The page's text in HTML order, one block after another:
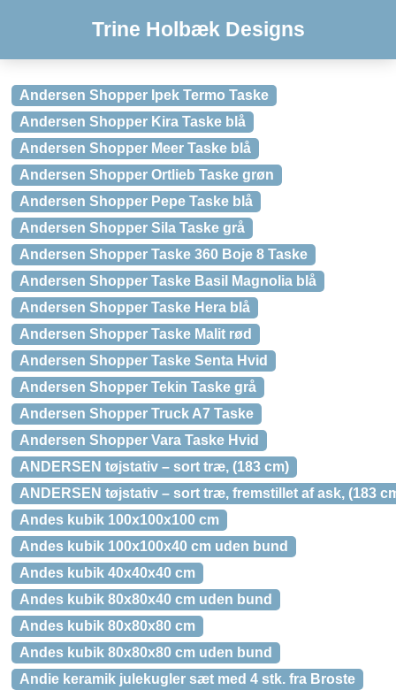
Trine Holbæk Designs
Andersen Shopper Ipek Termo Taske
Andersen Shopper Kira Taske blå
Andersen Shopper Meer Taske blå
Andersen Shopper Ortlieb Taske grøn
Andersen Shopper Pepe Taske blå
Andersen Shopper Sila Taske grå
Andersen Shopper Taske 360 Boje 8 Taske
Andersen Shopper Taske Basil Magnolia blå
Andersen Shopper Taske Hera blå
Andersen Shopper Taske Malit rød
Andersen Shopper Taske Senta Hvid
Andersen Shopper Tekin Taske grå
Andersen Shopper Truck A7 Taske
Andersen Shopper Vara Taske Hvid
ANDERSEN tøjstativ – sort træ, (183 cm)
ANDERSEN tøjstativ – sort træ, fremstillet af ask, (183
Andes kubik 100x100x100 cm
Andes kubik 100x100x40 cm uden bund
Andes kubik 40x40x40 cm
Andes kubik 80x80x40 cm uden bund
Andes kubik 80x80x80 cm
Andes kubik 80x80x80 cm uden bund
Andie keramik julekugler sæt med 4 stk. fra Broste